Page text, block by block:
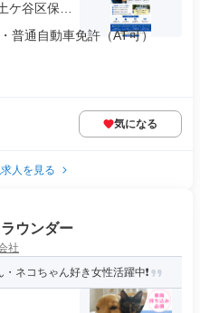
谷区保土
普通自動車免許（AT可）
気になる
人を見る
ウンダー
社
ネコちゃん好き女性活躍中❗